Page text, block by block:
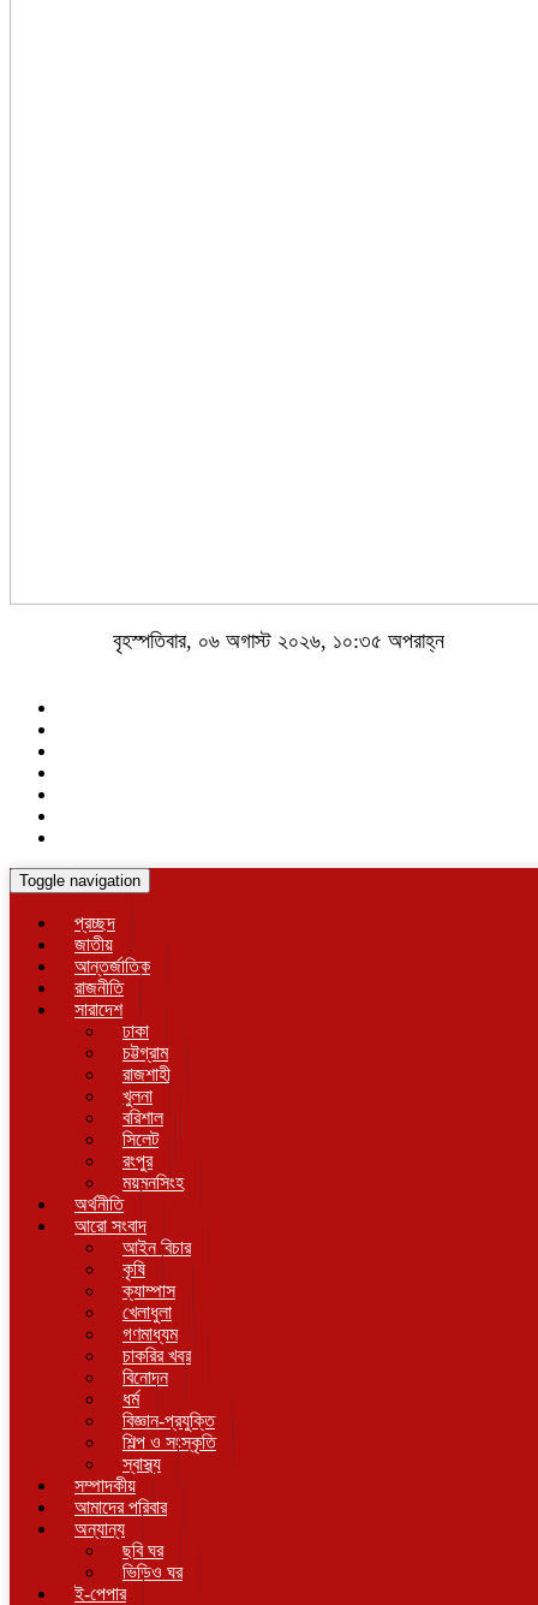
বৃহস্পতিবার, ০৬ অগাস্ট ২০২৬, ১০:৩৫ অপরাহ্ন
Toggle navigation
প্রচ্ছদ
জাতীয়
আন্তর্জাতিক
রাজনীতি
সারাদেশ
ঢাকা
চট্টগ্রাম
রাজশাহী
খুলনা
বরিশাল
সিলেট
রংপুর
ময়মনসিংহ
অর্থনীতি
আরো সংবাদ
আইন বিচার
কৃষি
ক্যাম্পাস
খেলাধুলা
গণমাধ্যম
চাকরির খবর
বিনোদন
ধর্ম
বিজ্ঞান-প্রযুক্তি
শিল্প ও সংস্কৃতি
স্বাস্থ্য
সম্পাদকীয়
আমাদের পরিবার
অন্যান্য
ছবি ঘর
ভিডিও ঘর
ই-পেপার